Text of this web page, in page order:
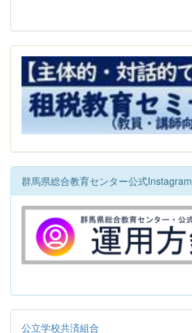
群馬県総合教育センター公式
公立学校共済組合